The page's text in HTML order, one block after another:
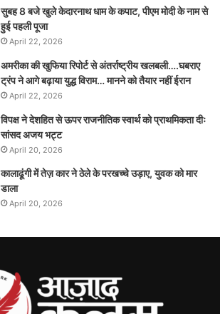
सुबह 8 बजे खुले केदारनाथ धाम के कपाट, पीएम मोदी के नाम से
हुई पहली पूजा
April 22, 2026
अमरीका की खुफिया रिपोर्ट से अंतर्राष्ट्रीय खलबली….घबराए
ट्रंप ने आगे बढ़ाया युद्ध विराम… मानने को तैयार नहीं ईरान
April 22, 2026
विपक्ष ने देशहित से ऊपर राजनीतिक स्वार्थ को प्राथमिकता दीः
सांसद अजय भट्ट
April 20, 2026
कालाढूंगी में तेज़ कार ने ठेले के परखच्चे उड़ाए, युवक को मार
डाला
April 20, 2026